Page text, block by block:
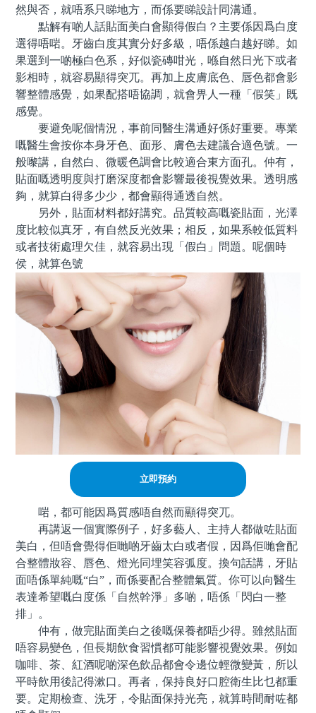
然與否，就唔系只睇地方，而係要睇設計同溝通。
點解有啲人話貼面美白會顯得假白？主要係因爲白度
選得唔啱。牙齒白度其實分好多級，唔係越白越好睇。如
果選到一啲極白色系，好似瓷磚咁光，喺自然日光下或者
影相時，就容易顯得突兀。再加上皮膚底色、唇色都會影
響整體感覺，如果配搭唔協調，就會畀人一種「假笑」既
感覺。
要避免呢個情況，事前同醫生溝通好係好重要。專業
嘅醫生會按你本身牙色、面形、膚色去建議合適色號。一
般嚟講，自然白、微暖色調會比較適合東方面孔。仲有，
貼面嘅透明度與打磨深度都會影響最後視覺效果。透明感
夠，就算白得多少少，都會顯得通透自然。
另外，貼面材料都好講究。品質較高嘅瓷貼面，光澤
度比較似真牙，有自然反光效果；相反，如果系較低質料
或者技術處理欠佳，就容易出現「假白」問題。呢個時
侯，就算色號
立即預約
啱，都可能因爲質感唔自然而顯得突兀。
再講返一個實際例子，好多藝人、主持人都做咗貼面
美白，但唔會覺得佢哋啲牙齒太白或者假，因爲佢哋會配
合整體妝容、唇色、燈光同埋笑容弧度。換句話講，牙貼
面唔係單純嘅“白”，而係要配合整體氣質。你可以向醫生
表達希望嘅白度係「自然幹淨」多啲，唔係「閃白一整
排」。
仲有，做完貼面美白之後嘅保養都唔少得。雖然貼面
唔容易變色，但長期飲食習慣都可能影響視覺效果。例如
咖啡、茶、紅酒呢啲深色飲品都會令邊位輕微變黃，所以
平時飲用後記得漱口。再者，保持良好口腔衛生比乜都重
要。定期檢查、洗牙，令貼面保持光亮，就算時間耐咗都